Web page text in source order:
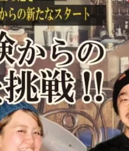
ジー・ガジェット
画
起業
り・地域活性化